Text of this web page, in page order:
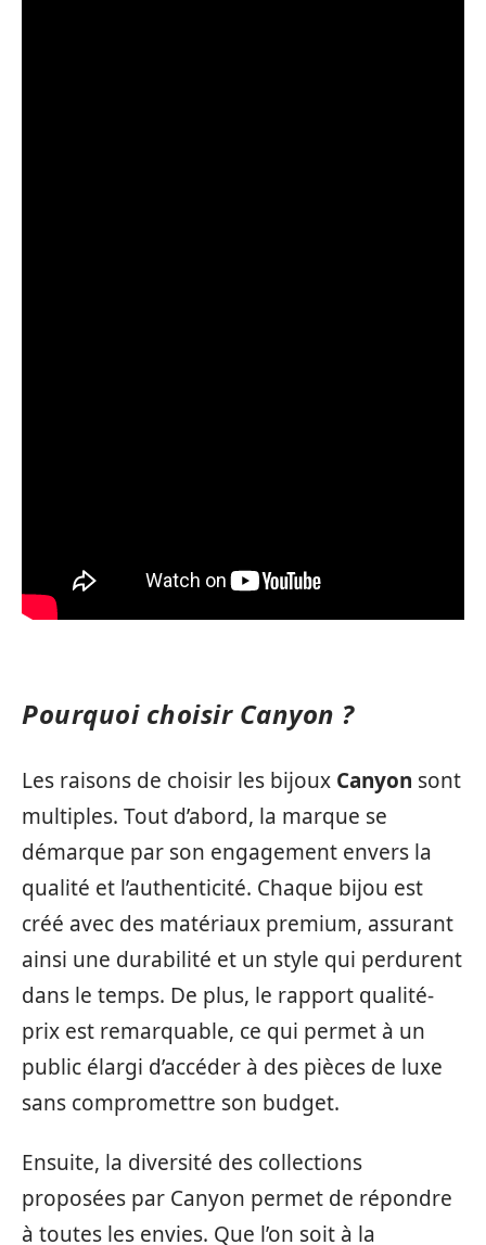
Pourquoi choisir Canyon ?
Les raisons de choisir les bijoux Canyon sont
multiples. Tout d’abord, la marque se
démarque par son engagement envers la
qualité et l’authenticité. Chaque bijou est
créé avec des matériaux premium, assurant
ainsi une durabilité et un style qui perdurent
dans le temps. De plus, le rapport qualité-
prix est remarquable, ce qui permet à un
public élargi d’accéder à des pièces de luxe
sans compromettre son budget.
Ensuite, la diversité des collections
proposées par Canyon permet de répondre
à toutes les envies. Que l’on soit à la